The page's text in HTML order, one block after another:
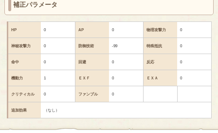
補正パラメータ
HP 0 AP 0 物理攻撃力 0
神秘攻撃力 0 防御技術 -99 特殊抵抗 0
命中 0 回避 0 反応 0
機動力 1 ＥＸＦ 0 ＥＸＡ 0
クリティカル 0 ファンブル 0
追加効果 （なし）